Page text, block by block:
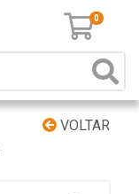
0
VOLTAR